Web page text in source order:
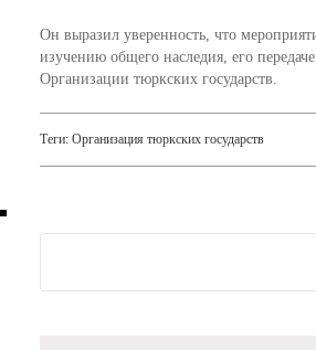
Он выразил уверенность, что
изучению общего наследия, его
Организации тюркских государств.
Теги: Организация тюркских государств